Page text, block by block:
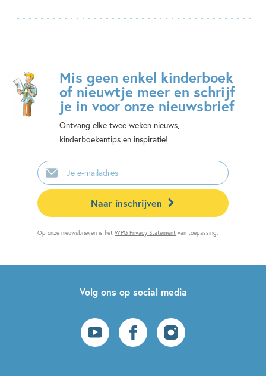
Mis geen enkel kinderboek
of nieuwtje meer en schrijf
je in voor onze nieuwsbrief
Ontvang elke twee weken nieuws,
kinderboekentips en inspiratie!
E-
mailadres
Naar inschrijven
Op onze nieuwsbrieven is hetWPG Privacy Statement van toepassing.
Volg ons op social media